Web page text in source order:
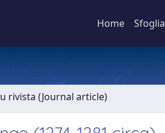
Home Sfoglia
rivista (Journal article)